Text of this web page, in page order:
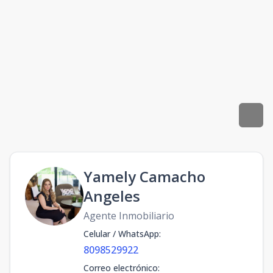
Yamely Camacho
Angeles
Agente Inmobiliario
Celular / WhatsApp:
8098529922
Correo electrónico: